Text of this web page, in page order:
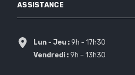
ASSISTANCE
Lun - Jeu :9h - 17h30
Vendredi :9h – 13h30